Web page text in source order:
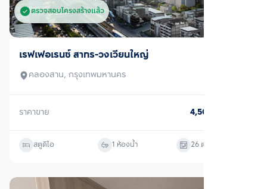
ตรวจสอบโครงสร้างแล้ว
ขาย
เรฟเฟอเรนซ์ สาทร-วงเวียนใหญ่
คลองสาน, กรุงเทพมหานคร
ราคาขาย 4,500,000
สตูดิโอ 1 ห้องน้ำ 26 ตร.ม.